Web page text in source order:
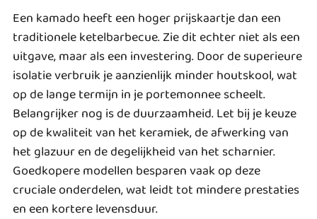
Een kamado heeft een hoger prijskaartje dan een
traditionele ketelbarbecue. Zie dit echter niet als een
uitgave, maar als een investering. Door de superieure
isolatie verbruik je aanzienlijk minder houtskool, wat
op de lange termijn in je portemonnee scheelt.
Belangrijker nog is de duurzaamheid. Let bij je keuze
op de kwaliteit van het keramiek, de afwerking van
het glazuur en de degelijkheid van het scharnier.
Goedkopere modellen besparen vaak op deze
cruciale onderdelen, wat leidt tot mindere prestaties
en een kortere levensduur.